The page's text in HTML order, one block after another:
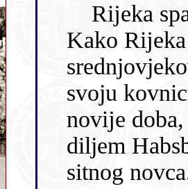
Rĳeka spada u red onih gradova koji su
Kako Rĳeka nĳe,
svoju
novĳe doba, u vrĳeme krize revolucionarne 1848. kada se
diljem Habsburške
sitnog